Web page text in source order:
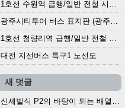
1호선 수원역 급행/일반 전철 시간표 (2025.12.30~)
광주시티투어 버스 표지판 (광주역 정류장) (2024?)
1호선 청량리역 급행/일반 전철 시간표 · 노선도 (2025.12.30~)
대전 지선버스 특구1 노선도
새 덧글
신세벌식 P2의 바탕이 되는 배열이나 주요 기능...